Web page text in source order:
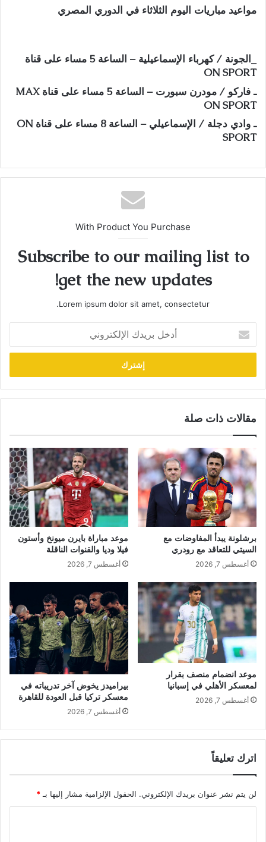
مواعيد مباريات اليوم الثلاثاء في الدوري المصري
_الجونة / كهرباء الإسماعيلية – الساعة 5 مساء على قناة
ON SPORT
ـ فاركو / مودرن سبورت – الساعة 5 مساء على قناة MAX
ON SPORT
ـ وادي دجلة / الإسماعيلي – الساعة 8 مساء على قناة ON
SPORT
With Product You Purchase
Subscribe to our mailing list to
get the new updates!
Lorem ipsum dolor sit amet, consectetur.
بريدك
الإلكتروني
مقالات ذات صلة
برشلونة يبدأ المفاوضات مع
السيتي للتعاقد مع رودري
أغسطس 7, 2026
موعد مباراة بايرن ميونخ وأستون
فيلا وديا والقنوات الناقلة
أغسطس 7, 2026
موعد انضمام منصف بقرار
لمعسكر الأهلي في إسبانيا
أغسطس 7, 2026
بيراميدز يخوض آخر تدريباته في
معسكر تركيا قبل العودة للقاهرة
أغسطس 7, 2026
اترك تعليقاً
لن يتم نشر عنوان بريدك الإلكتروني. الحقول الإلزامية مشار إليها بـ *